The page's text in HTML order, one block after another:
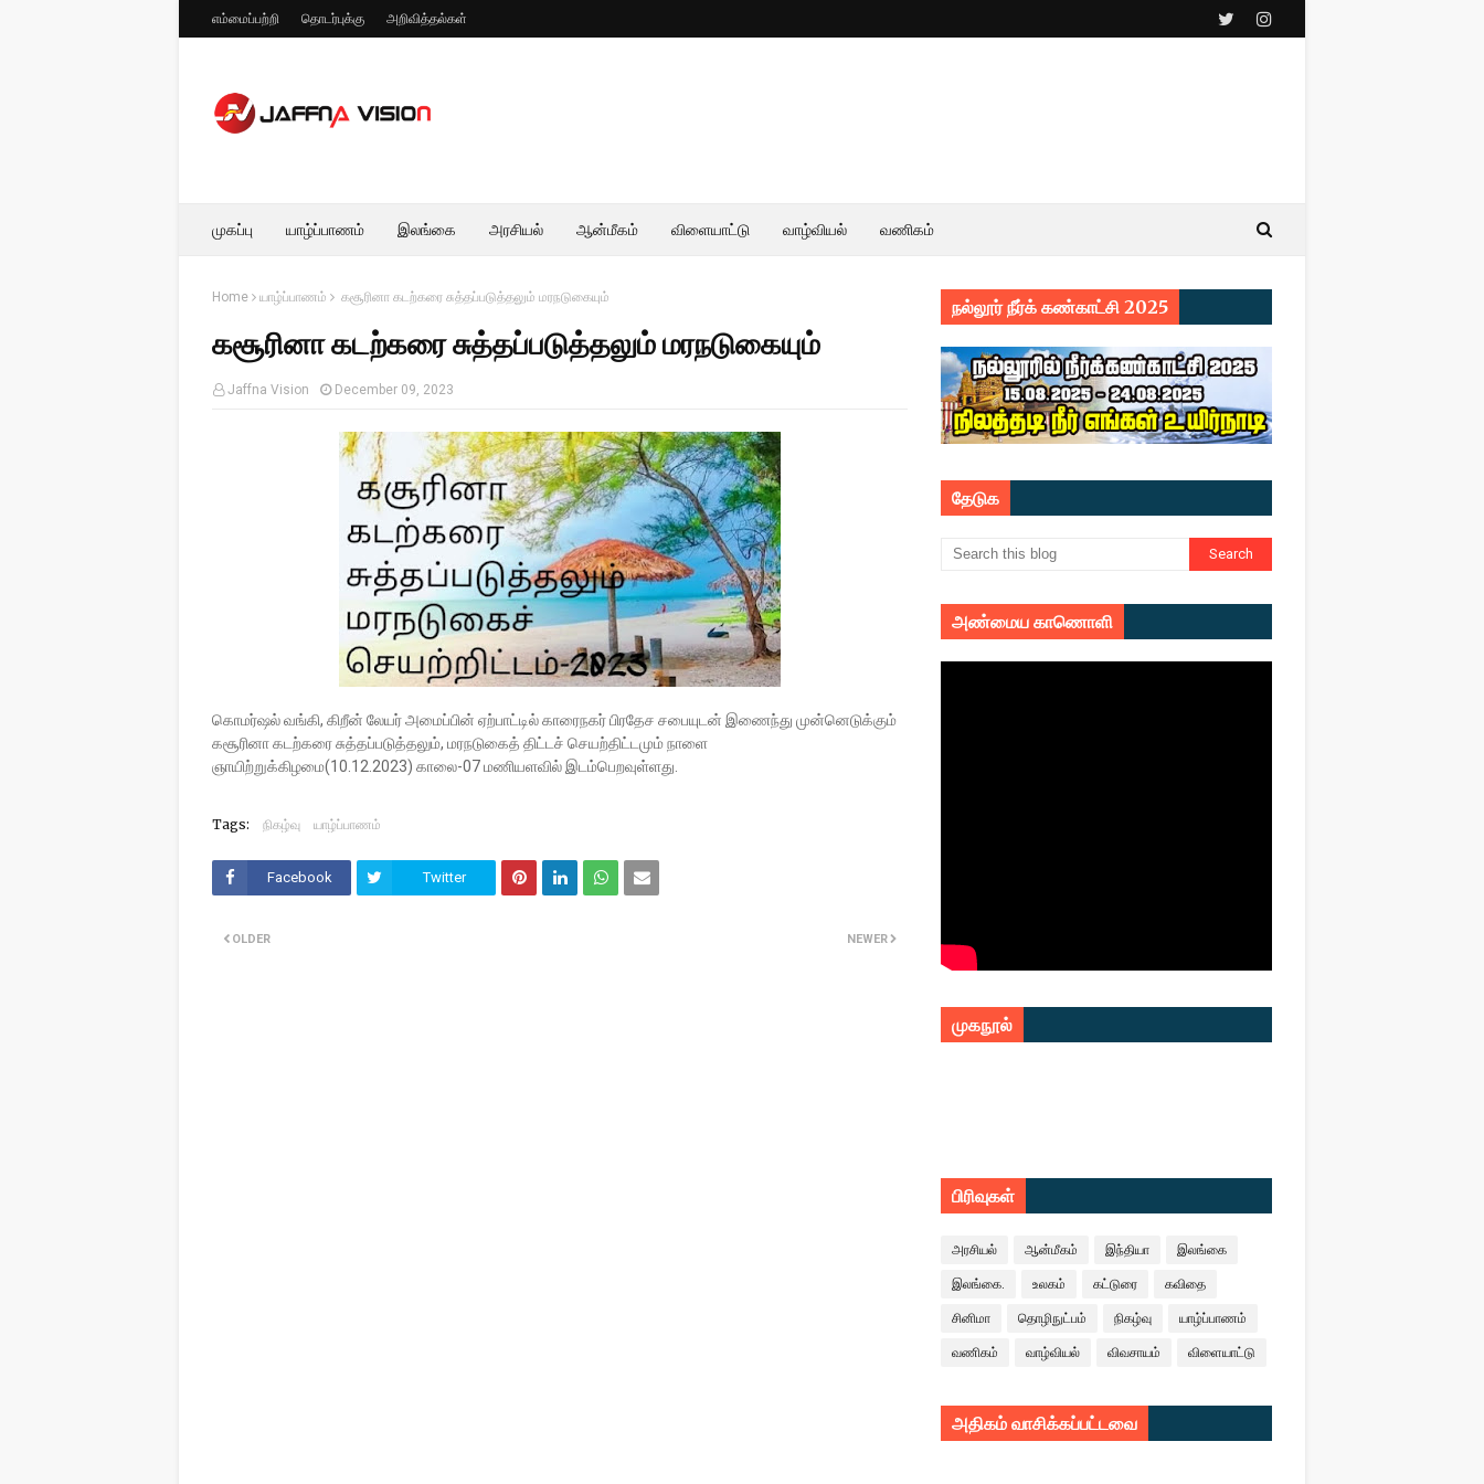
எம்மைப்பற்றி தொடர்புக்கு அறிவித்தல்கள்
முகப்பு யாழ்ப்பாணம் இலங்கை அரசியல் ஆன்மீகம் விளையாட்டு வாழ்வியல் வணிகம்
Home யாழ்ப்பாணம் கசூரினா கடற்கரை சுத்தப்படுத்தலும் மரநடுகையும்
கசூரினா கடற்கரை சுத்தப்படுத்தலும் மரநடுகையும்
Jaffna Vision December 09, 2023
கொமர்ஷல் வங்கி, கிறீன் லேயர் அமைப்பின் ஏற்பாட்டில் காரைநகர் பிரதேச சபையுடன் இணைந்து முன்னெடுக்கும்
கசூரினா கடற்கரை சுத்தப்படுத்தலும், மரநடுகைத் திட்டச் செயற்திட்டமும் நாளை
ஞாயிற்றுக்கிழமை(10.12.2023) காலை-07 மணியளவில் இடம்பெறவுள்ளது.
Tags: நிகழ்வு யாழ்ப்பாணம்
Facebook Twitter
NEWER
OLDER
நல்லூர் நீர்க் கண்காட்சி 2025
தேடுக
அண்மைய காணொளி
முகநூல்
பிரிவுகள்
அரசியல் ஆன்மீகம் இந்தியா இலங்கை
இலங்கை. உலகம் கட்டுரை கவிதை
சினிமா தொழிநுட்பம் நிகழ்வு யாழ்ப்பாணம்
வணிகம் வாழ்வியல் விவசாயம் விளையாட்டு
அதிகம் வாசிக்கப்பட்டவை